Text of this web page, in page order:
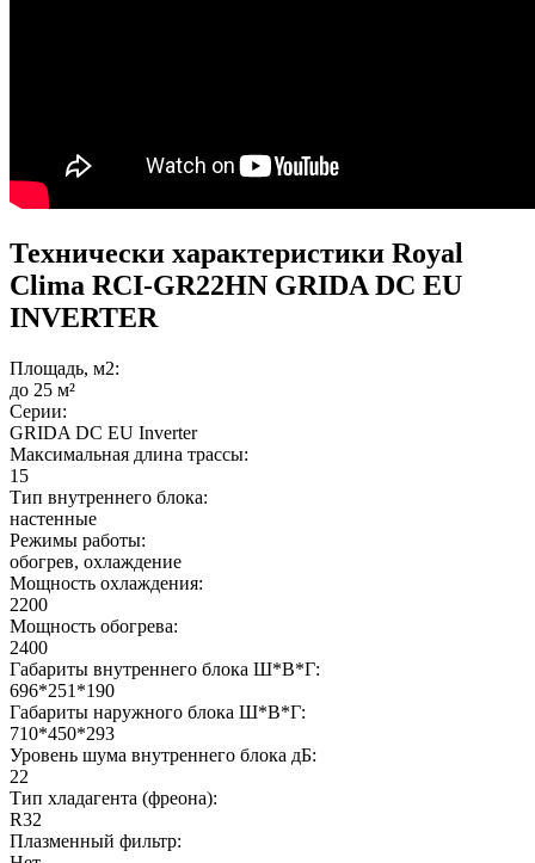
Технически характеристики Royal
Clima RCI-GR22HN GRIDA DC EU
INVERTER
Площадь, м2:
до 25 м²
Серии:
GRIDA DC EU Inverter
Максимальная длина трассы:
15
Тип внутреннего блока:
настенные
Режимы работы:
обогрев, охлаждение
Мощность охлаждения:
2200
Мощность обогрева:
2400
Габариты внутреннего блока Ш*В*Г:
696*251*190
Габариты наружного блока Ш*В*Г:
710*450*293
Уровень шума внутреннего блока дБ:
22
Тип хладагента (фреона):
R32
Плазменный фильтр: